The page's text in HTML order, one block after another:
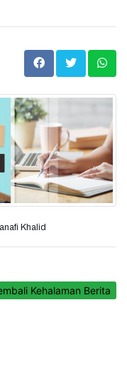
Khalid
Kehalaman Berita